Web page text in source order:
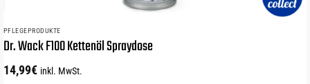
PFLEGEPRODUKTE
Dr. Wack F100 Kettenöl Spraydose
14,99€ inkl. MwSt.